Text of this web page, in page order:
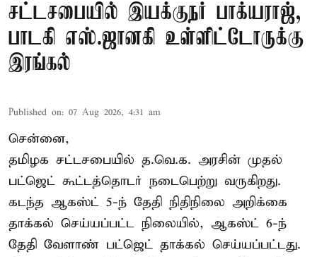
சட்டசபையில் இயக்குநர் பாக்யராஜ்,
பாடகி எஸ்.ஜானகி உள்ளிட்டோருக்கு
இரங்கல்
Published on: 07 Aug 2026, 4:31 am
சென்னை,
தமிழக சட்டசபையில் த.வெ.க. அரசின் முதல்
பட்ஜெட் கூட்டத்தொடர் நடைபெற்று வருகிறது.
கடந்த ஆகஸ்ட் 5-ந் தேதி நிதிநிலை அறிக்கை
தாக்கல் செய்யப்பட்ட நிலையில், ஆகஸ்ட் 6-ந்
தேதி வேளாண் பட்ஜெட் தாக்கல் செய்யப்பட்டது.